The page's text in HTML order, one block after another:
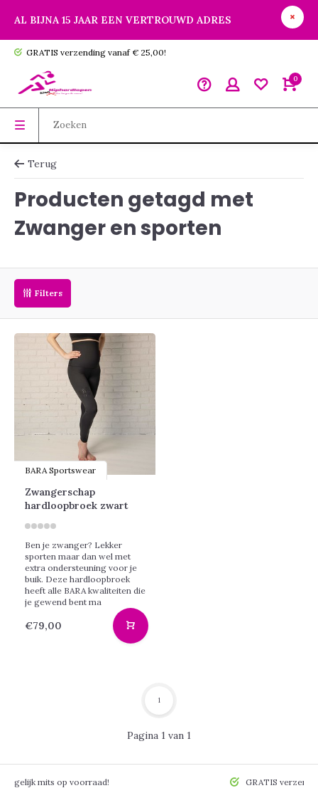
AL BIJNA 15 JAAR EEN VERTROUWD ADRES
GRATIS verzending vanaf € 25,00!
0
Terug
Producten getagd met
Zwanger en sporten
Filters
BARA Sportswear
Zwangerschap
hardloopbroek zwart
Ben je zwanger? Lekker
sporten maar dan wel met
extra ondersteuning voor je
buik. Deze hardloopbroek
heeft alle BARA kwaliteiten die
je gewend bent ma
€79,00
Pagina 1 van 1
1
mits op voorraad! GRATIS